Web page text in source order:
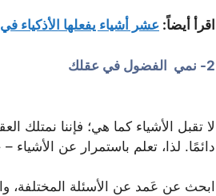
اقرأ أيضاً: عشر أشياء يفعلها الأذكياء
2- نمي الفضول في عقلك
لا تقبل الأشياء كما هي؛ فإننا نمتلك
دائمًا. لذا، تعلم باستمرار عن
ابحث عن عَمد عن الأسئلة المختلفة،